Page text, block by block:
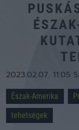
2023.02.07. 11:05
Észak-Amerika
tehetségek